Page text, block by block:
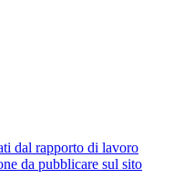
dal rapporto di lavoro
da pubblicare sul sito